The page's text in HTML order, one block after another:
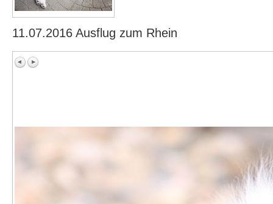
11.07.2016 Ausflug zum Rhein